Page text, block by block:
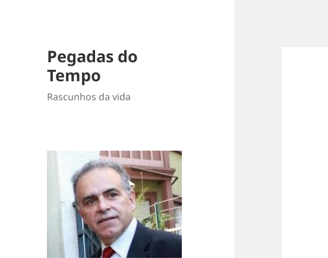
Pegadas do
Tempo
Rascunhos da vida